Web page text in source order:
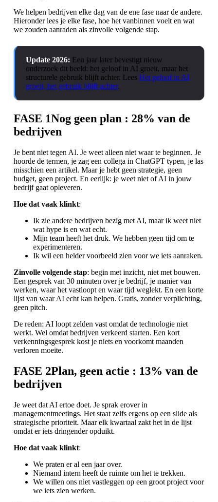
We helpen bedrijven elke dag van de ene fase naar de andere.
Hieronder lees je elke fase, hoe het vanbinnen voelt en wat
we zouden aanraden als zinvolle volgende stap.
Update 2026: Een jaar later bevestigt nieuw
onderzoek dit beeld: het geloof in AI groeit, maar het
structurele gebruik blijft achter. LeesHet geloof in AI
groeit, het gebruik blijft achter.
FASE 1Nog geen plan : 28% van de
bedrijven
Je bent niet tegen AI. Je weet alleen niet waar te beginnen. Je
hoorde de termen, je zag een collega in ChatGPT typen, je las
misschien een artikel. Maar je hebt geen strategie, geen
budget, geen project. En eerlijk: je weet niet of AI in jouw
bedrijf gaat opleveren.
Hoe dat vaak klinkt:
Ik zie andere bedrijven bezig met AI, maar ik weet niet
wat hype is en wat echt.
Mijn team heeft het druk. We hebben geen tijd om te
experimenteren.
Ik wil een helder voorbeeld zien voor we iets aanraken.
Zinvolle volgende stap: begin met inzicht, niet met bouwen.
Een gesprek van 30 minuten over je bedrijf, je manier van
werken, waar het vastloopt en waar tijd weglekt. En een korte
lijst van waar AI echt kan helpen. Gratis, zonder verplichting,
geen pitch.
De reden: AI loopt zelden vast omdat de technologie niet
werkt. Wel omdat bedrijven verkeerd starten. Een kort
verkenningsgesprek kost je niets en voorkomt maanden
verloren moeite.
FASE 2Plan, geen actie : 13% van de
bedrijven
Je weet dat AI ertoe doet. Je sprak erover in
managementmeetings. Het staat zelfs ergens op een slide als
strategische prioriteit. Maar elk kwartaal zakt het in de lijst
omdat er iets dringender opduikt.
Hoe dat vaak klinkt:
We praten er al een jaar over.
Niemand intern heeft de ruimte om het te trekken.
We willen ons niet vastleggen op een groot project voor
we iets zien werken.